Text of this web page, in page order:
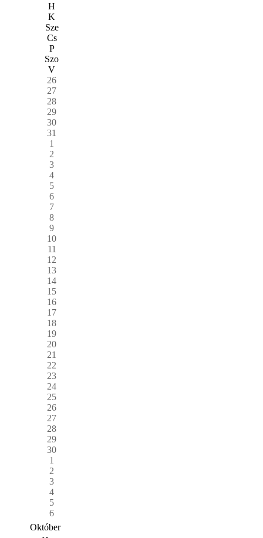
H
K
Sze
Cs
P
Szo
V
26
27
28
29
30
31
1
2
3
4
5
6
7
8
9
10
11
12
13
14
15
16
17
18
19
20
21
22
23
24
25
26
27
28
29
30
1
2
3
4
5
6
Október